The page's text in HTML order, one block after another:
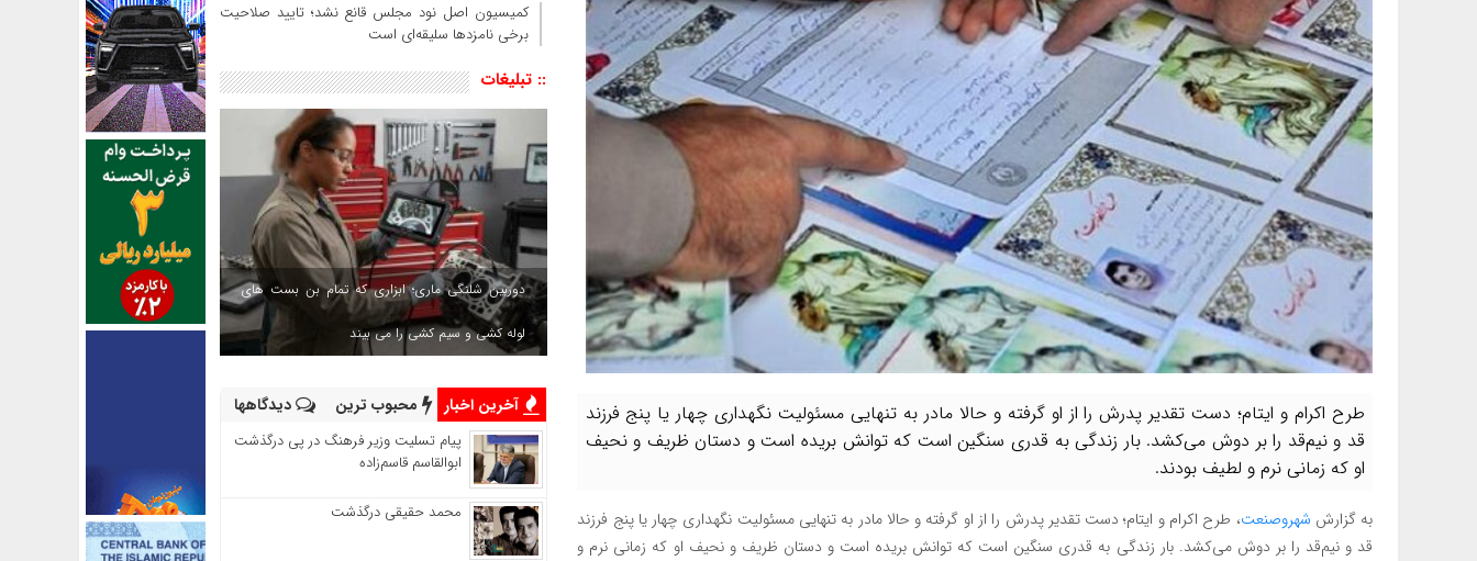
طرح اکرام و ایتام؛ دست تقدیر پدرش را از او گرفته و حالا مادر به تنهایی مسئولیت نگهداری چهار یا پنج فرزند
قد و نیم‌قد را بر دوش می‌کشد. بار زندگی به قدری سنگین است که توانش بریده است و دستان ظریف و نحیف
او که زمانی نرم و لطیف بودند.
به گزارش شهروصنعت، طرح اکرام و ایتام؛ دست تقدیر پدرش را از او گرفته و حالا مادر به تنهایی مسئولیت نگهداری چهار یا پنج فرزند
قد و نیم‌قد را بر دوش می‌کشد. بار زندگی به قدری سنگین است که توانش بریده است و دستان ظریف و نحیف او که زمانی نرم و
کمیسیون اصل نود مجلس قانع نشد؛ تایید صلاحیت
برخی نامزدها سلیقه‌ای است
:: تبلیغات
دوربین شلنگی ماری؛ ابزاری که تمام بن بست های
لوله کشی و سیم کشی را می بیند
آخرین اخبار محبوب ترین دیدگاهها
پیام تسلیت وزیر فرهنگ در پی درگذشت
ابوالقاسم قاسم‌زاده
محمد حقیقی درگذشت